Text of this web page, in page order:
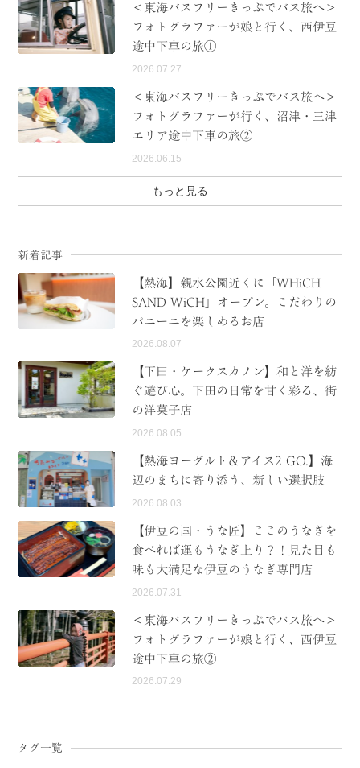
＜東海バスフリーきっぷでバス旅へ＞
フォトグラファーが娘と行く、西伊豆
途中下車の旅①
2026.07.27
＜東海バスフリーきっぷでバス旅へ＞
フォトグラファーが行く、沼津・三津
エリア途中下車の旅②
2026.06.15
もっと見る
新着記事
【熱海】親水公園近くに「WHiCH
SAND WiCH」オープン。こだわりの
パニーニを楽しめるお店
2026.08.07
【下田・ケークスカノン】和と洋を紡
ぐ遊び心。下田の日常を甘く彩る、街
の洋菓子店
2026.08.05
【熱海ヨーグルト＆アイス2 GO.】海
辺のまちに寄り添う、新しい選択肢
2026.08.03
【伊豆の国・うな匠】ここのうなぎを
食べれば運もうなぎ上り？！見た目も
味も大満足な伊豆のうなぎ専門店
2026.07.31
＜東海バスフリーきっぷでバス旅へ＞
フォトグラファーが娘と行く、西伊豆
途中下車の旅②
2026.07.29
タグ一覧